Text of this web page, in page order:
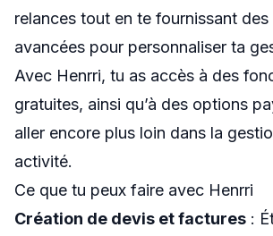
relances tout en te fournissant
avancées pour personnaliser ta
Avec Henrri, tu as accès à des
gratuites, ainsi qu’à des options
aller encore plus loin dans la
activité.
Ce que tu peux faire avec Henrri
Création de devis et factures :